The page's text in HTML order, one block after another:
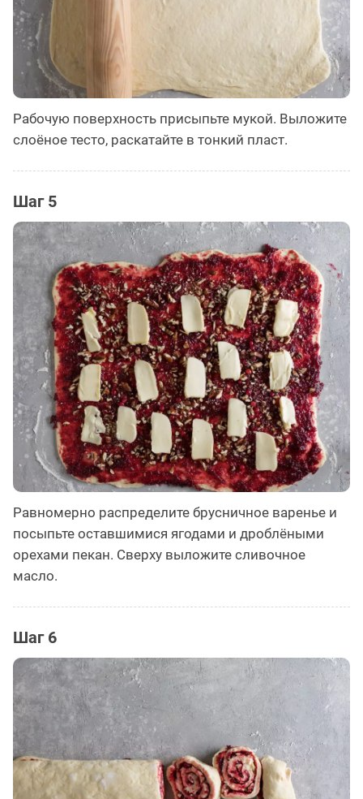
Рабочую поверхность присыпьте мукой. Выложите
слоёное тесто, раскатайте в тонкий пласт.
Шаг 5
Равномерно распределите брусничное варенье и
посыпьте оставшимися ягодами и дроблёными
орехами пекан. Сверху выложите сливочное
масло.
Шаг 6